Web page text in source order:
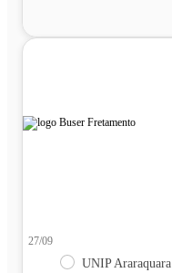
27/09
UNIP Araraquara